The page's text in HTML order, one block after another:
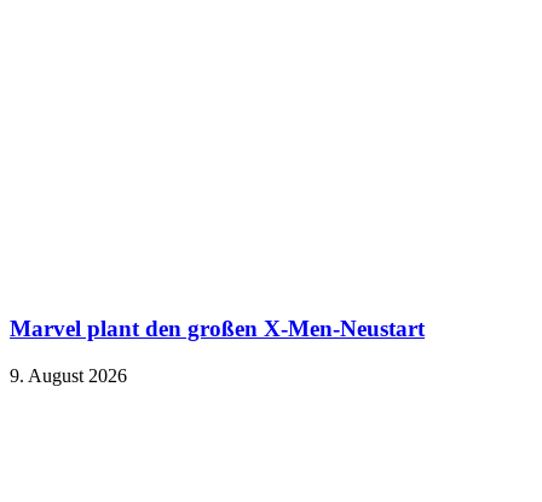
Marvel plant den großen X-Men-Neustart
9. August 2026